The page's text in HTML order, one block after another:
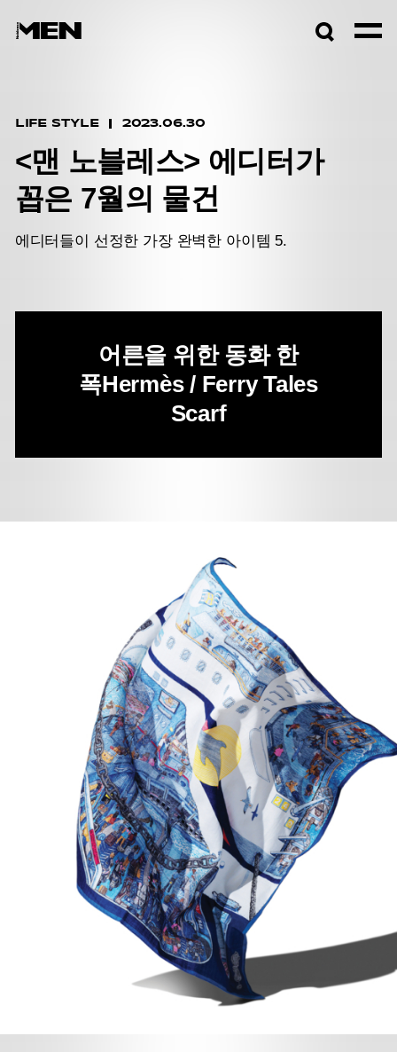
LIFE STYLE 2023.06.30
<맨 노블레스> 에디터가
꼽은 7월의 물건
에디터들이 선정한 가장 완벽한 아이템 5.
어른을 위한 동화 한
폭Hermès / Ferry Tales
Scarf